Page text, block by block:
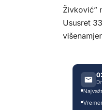
Živković”
Ususret